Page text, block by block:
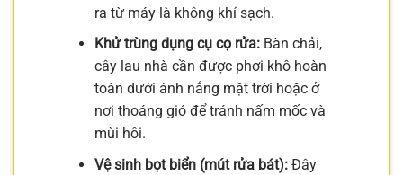
ra từ máy là không khí sạch.
Khử trùng dụng cụ cọ rửa:Bàn chải,
cây lau nhà cần được phơi khô hoàn
toàn dưới ánh nắng mặt trời hoặc ở
nơi thoáng gió để tránh nấm mốc và
mùi hôi.
Vệ sinh bọt biển (mút rửa bát):Đây